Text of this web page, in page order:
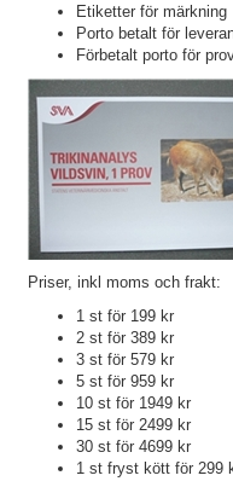
Etiketter för märkning
Porto betalt för
Förbetalt porto för
Priser, inkl moms och frakt:
1 st för 199 kr
2 st för 389 kr
3 st för 579 kr
5 st för 959 kr
10 st för 1949 kr
15 st för 2499 kr
30 st för 4699 kr
1 st fryst kött för 299